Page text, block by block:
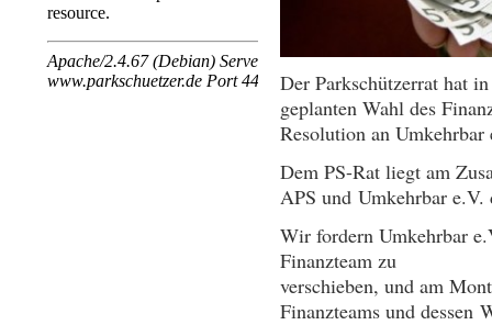
Der Parkschützerrat hat
geplanten Wahl des
Resolution an
Dem PS-Rat liegt am
APS und Umkehrbar e.V.
Wir fordern Umkehrbar
Finanzteam zu
verschieben, und am
Finanzteams und dessen